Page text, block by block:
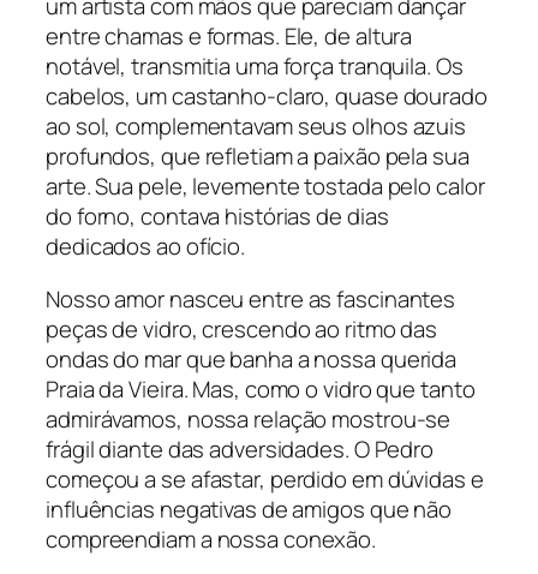
um artista com mãos que pareciam dançar
entre chamas e formas. Ele, de altura
notável, transmitia uma força tranquila. Os
cabelos, um castanho-claro, quase dourado
ao sol, complementavam seus olhos azuis
profundos, que refletiam a paixão pela sua
arte. Sua pele, levemente tostada pelo calor
do forno, contava histórias de dias
dedicados ao ofício.
Nosso amor nasceu entre as fascinantes
peças de vidro, crescendo ao ritmo das
ondas do mar que banha a nossa querida
Praia da Vieira. Mas, como o vidro que tanto
admirávamos, nossa relação mostrou-se
frágil diante das adversidades. O Pedro
começou a se afastar, perdido em dúvidas e
influências negativas de amigos que não
compreendiam a nossa conexão.